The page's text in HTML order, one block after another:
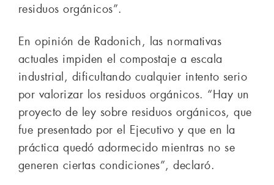
residuos orgánicos”.
En opinión de Radonich, las normativas
actuales impiden el compostaje a escala
industrial, dificultando cualquier intento serio
por valorizar los residuos orgánicos. “Hay un
proyecto de ley sobre residuos orgánicos, que
fue presentado por el Ejecutivo y que en la
práctica quedó adormecido mientras no se
generen ciertas condiciones”, declaró.